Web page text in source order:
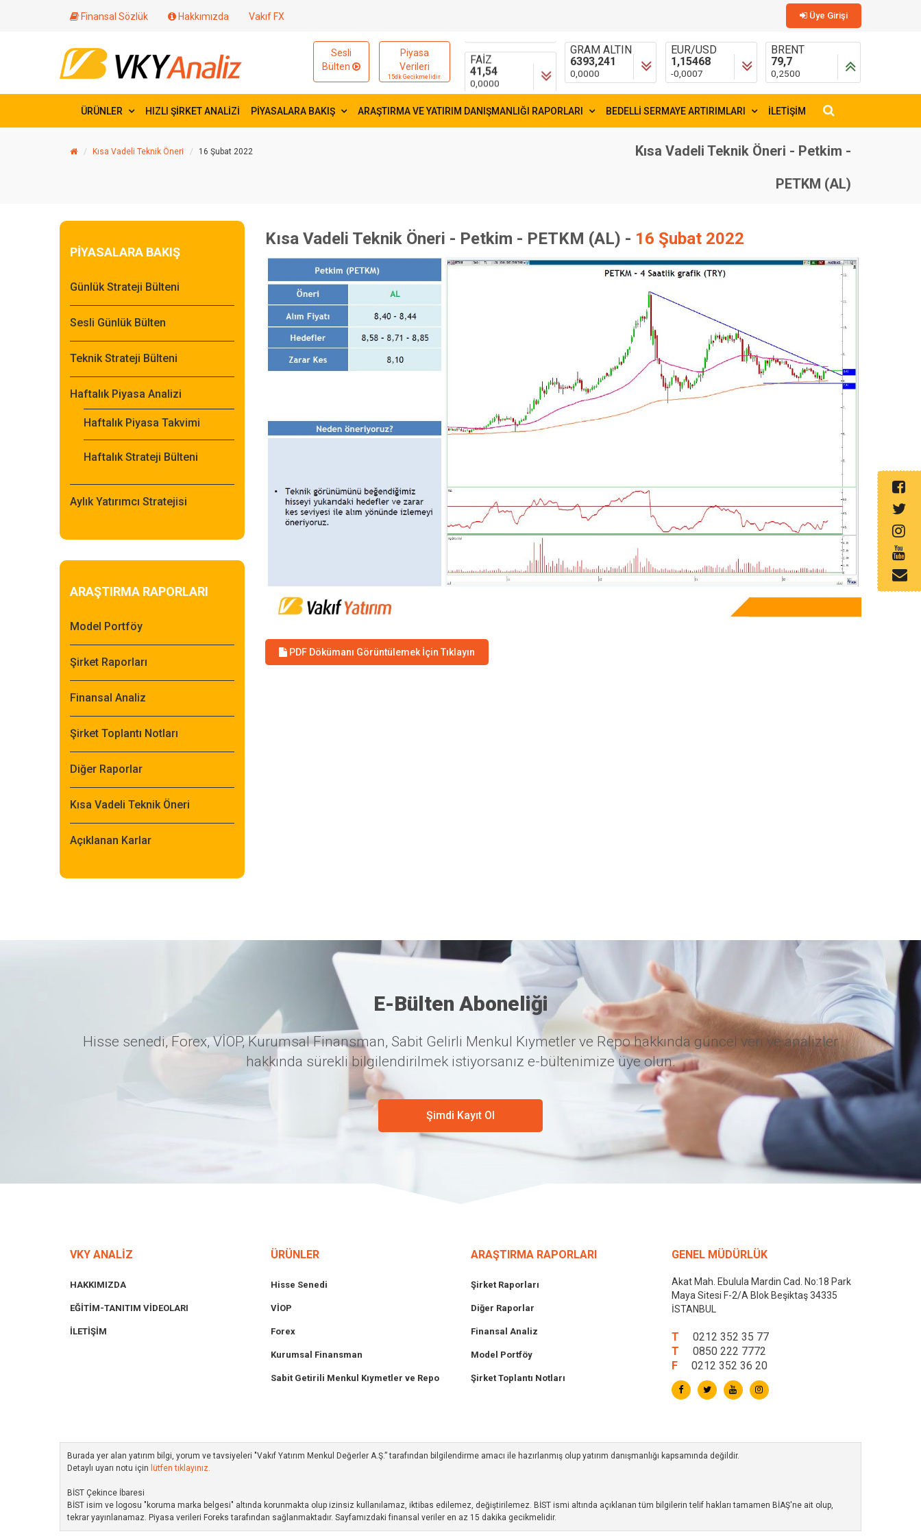
Finansal Sözlük Hakkımızda Vakıf FX Üye Girişi
Sesli
Bülten
Piyasa
Verileri
15dk Gecikmelidir.
41,54
0,0000
GRAM ALTIN
6393,241
0,0000
EUR/USD
1,15468
-0,0007
BRENT
79,7
0,2500
ÜRÜNLER HIZLI ŞİRKET ANALİZİ PİYASALARA BAKIŞ ARAŞTIRMA VE YATIRIM DANIŞMANLIĞI RAPORLARI BEDELLİ SERMAYE ARTIRIMLARI İLETİŞİM
×
Kısa Vadeli Teknik Öneri 16 Şubat 2022
Kısa Vadeli Teknik Öneri - Petkim -
PETKM (AL)
PİYASALARA BAKIŞ
Günlük Strateji Bülteni
Sesli Günlük Bülten
Teknik Strateji Bülteni
Haftalık Piyasa Analizi
Haftalık Piyasa Takvimi
Haftalık Strateji Bülteni
Aylık Yatırımcı Stratejisi
ARAŞTIRMA RAPORLARI
Model Portföy
Şirket Raporları
Finansal Analiz
Şirket Toplantı Notları
Diğer Raporlar
Kısa Vadeli Teknik Öneri
Açıklanan Karlar
Kısa Vadeli Teknik Öneri - Petkim - PETKM (AL) - 16 Şubat 2022
PDF Dökümanı Görüntülemek İçin Tıklayın
E-Bülten Aboneliği
Hisse senedi, Forex, VİOP, Kurumsal Finansman, Sabit Gelirli Menkul Kıymetler ve Repo hakkında güncel veri ve analizler
hakkında sürekli bilgilendirilmek istiyorsanız e-bültenimize üye olun.
Şimdi Kayıt Ol
VKY ANALİZ
HAKKIMIZDA
EĞİTİM-TANITIM VİDEOLARI
İLETİŞİM
ÜRÜNLER
Hisse Senedi
VİOP
Forex
Kurumsal Finansman
Sabit Getirili Menkul Kıymetler ve Repo
ARAŞTIRMA RAPORLARI
Şirket Raporları
Diğer Raporlar
Finansal Analiz
Model Portföy
Şirket Toplantı Notları
GENEL MÜDÜRLÜK
Akat Mah. Ebulula Mardin Cad. No:18 Park
Maya Sitesi F-2/A Blok Beşiktaş 34335
İSTANBUL
T
0212 352 35 77
T
0850 222 7772
F
0212 352 36 20
Burada yer alan yatırım bilgi, yorum ve tavsiyeleri "Vakıf Yatırım Menkul Değerler A.Ş.” tarafından bilgilendirme amacı ile hazırlanmış olup yatırım danışmanlığı kapsamında değildir.
Detaylı uyarı notu için lütfen tıklayınız.
BİST Çekince İbaresi
BİST isim ve logosu "koruma marka belgesi" altında korunmakta olup izinsiz kullanılamaz, iktibas edilemez, değiştirilemez. BİST ismi altında açıklanan tüm bilgilerin telif hakları tamamen BİAŞ'ne ait olup,
tekrar yayınlanamaz. Piyasa verileri Foreks tarafından sağlanmaktadır. Sayfamızdaki finansal veriler en az 15 dakika gecikmelidir.